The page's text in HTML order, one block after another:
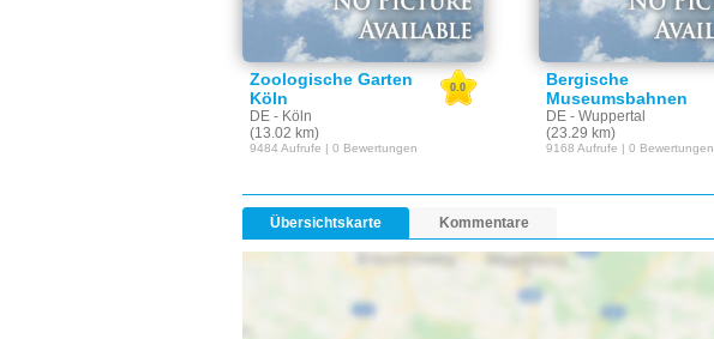
Zoologische Garten
Köln
DE - Köln
(13.02 km)
0.0
9484 Aufrufe | 0 Bewertungen
Bergische
Museumsbahnen
DE - Wuppertal
(23.29 km)
9168 Aufrufe | 0 Bewertungen
Übersichtskarte Kommentare